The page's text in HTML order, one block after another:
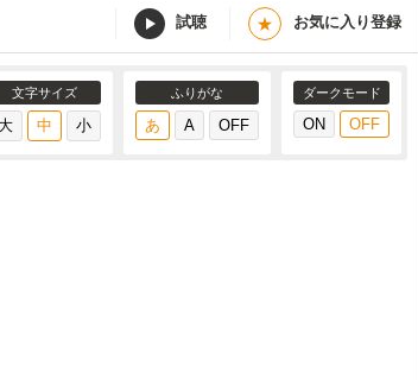
試聴 ★ お気に入り登録
文字サイズ ふりがな ダークモード